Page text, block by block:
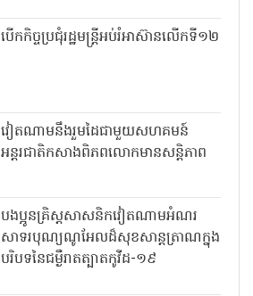
បើកកិច្ចប្រជុំរដ្ឋមន្ត្រីអប់រំអាស៊ានលើកទី១២
វៀតណាមនឹងរួមដៃជាមួយសហគមន៍
អន្តរជាតិកសាងពិភពលោកមានសន្តិភាព
បងប្អូនគ្រិស្តសាសនិកវៀតណាមអំណរ
សាទរបុណ្យណូអែលដ៏សុខសាន្តត្រាណក្នុង
បរិបទនៃជម្ងឺរាតត្បាតកូវីដ-១៩